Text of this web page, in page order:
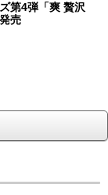
第4弾「爽 贅沢
売